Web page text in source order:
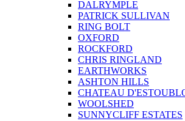
DALRYMPLE
PATRICK SULLIVAN
RING BOLT
OXFORD
ROCKFORD
CHRIS RINGLAND
EARTHWORKS
ASHTON HILLS
CHATEAU
WOOLSHED
SUNNYCLIFF ESTATES